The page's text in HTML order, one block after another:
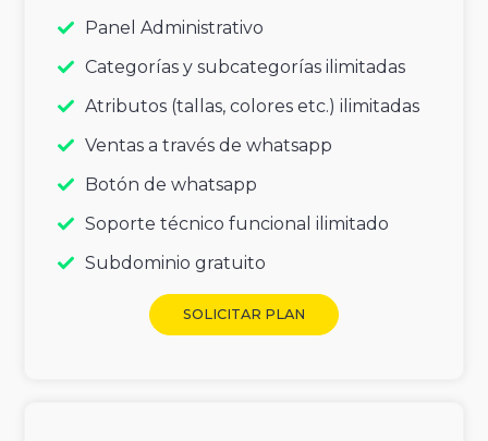
Panel Administrativo
Categorías y subcategorías ilimitadas
Atributos (tallas, colores etc.) ilimitadas
Ventas a través de whatsapp
Botón de whatsapp
Soporte técnico funcional ilimitado
Subdominio gratuito
SOLICITAR PLAN